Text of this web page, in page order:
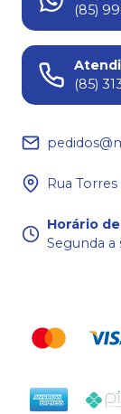
(85)
(85)
Rua
Horário
Segunda a